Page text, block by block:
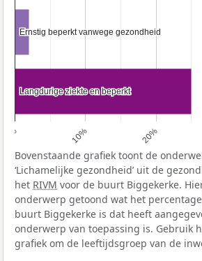
0% 10% 20%
Ernstig beperkt vanwege gezondheid
Ernstig beperkt vanwege gezondheid
Langdurige ziekte en beperkt
Langdurige ziekte en beperkt
Bovenstaande grafiek toont de
‘Lichamelijke gezondheid’ uit de
het RIVM voor de buurt Biggekerke.
onderwerp getoond wat het
buurt Biggekerke is dat heeft
onderwerp van toepassing is. Gebruik
grafiek om de leeftijdsgroep van de